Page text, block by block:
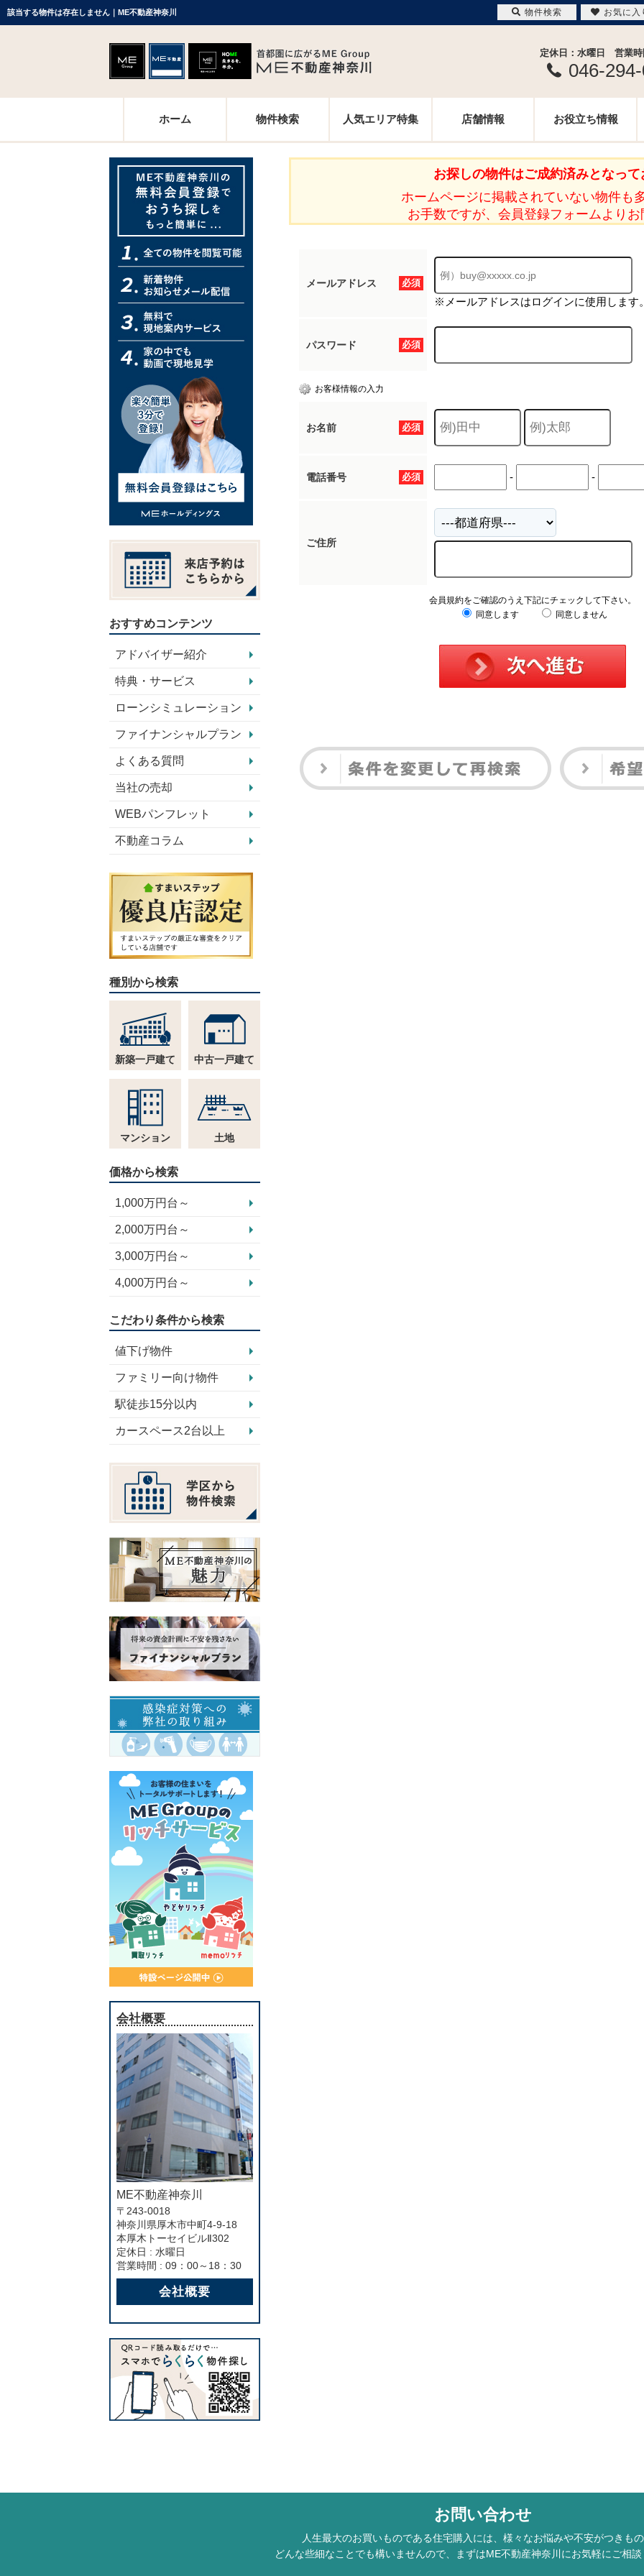
該当する物件は存在しません｜ME不動産神奈川
定休日：水曜日 営業
046-
ホーム 物件検索 人気エリア特集 店舗情報 お役立ち情報
お探しの物件はご成約済みとなって
ホームページに掲載されていない物件も
お手数ですが、会員登録フォームよりお
必須
メールアドレス
※メールアドレスはログインに使用します。
必須
パスワード
お客様情報の入力
必須
お名前
必須
電話番号 - -
ご住所
会員規約をご確認のうえ下記にチェックして下さい。
同意します
同意しません
おすすめコンテンツ
アドバイザー紹介
特典・サービス
ローンシミュレーション
ファイナンシャルプラン
よくある質問
当社の売却
WEBパンフレット
不動産コラム
種別から検索
新築一戸建て 中古一戸建て
マンション 土地
価格から検索
1,000万円台～
2,000万円台～
3,000万円台～
4,000万円台～
こだわり条件から検索
値下げ物件
ファミリー向け物件
駅徒歩15分以内
カースペース2台以上
会社概要
ME不動産神奈川
〒243-0018
神奈川県厚木市中町4-9-18
本厚木トーセイビルⅡ302
定休日 : 水曜日
営業時間 : 09：00～18：30
会社概要
お問い合わせ
人生最大のお買いものである住宅購入には、様々なお悩みや不安がつきも
どんな些細なことでも構いませんので、まずはME不動産神奈川にお気軽にご相談
物件検索 お気に入